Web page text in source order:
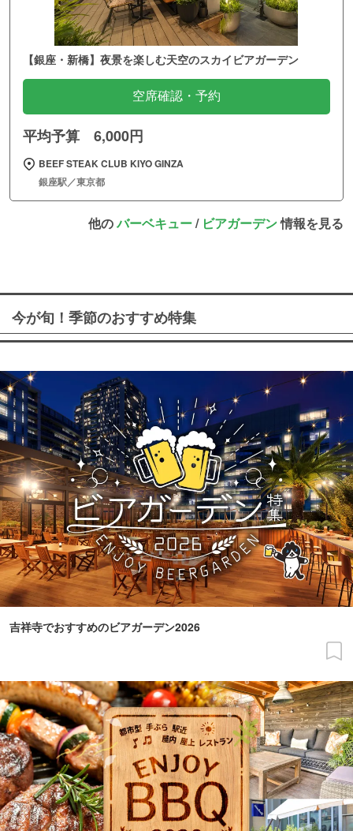
【銀座・新橋】夜景を楽しむ天空のスカイビアガーデン
空席確認・予約
平均予算 6,000円
BEEF STEAK CLUB KIYO GINZA
銀座駅／東京都
他のバーベキュー/ ビアガーデン情報を見る
今が旬！季節のおすすめ特集
吉祥寺でおすすめのビアガーデン2026